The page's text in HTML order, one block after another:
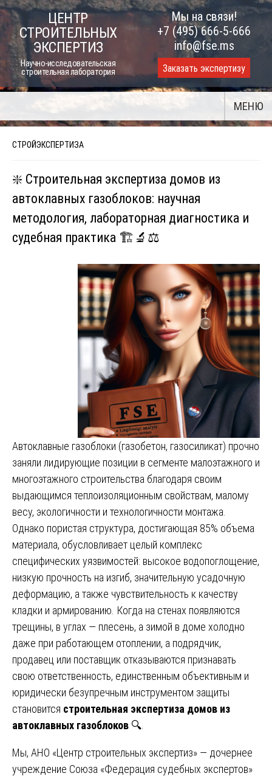
Skip
to
content
ЦЕНТР
СТРОИТЕЛЬНЫХ
ЭКСПЕРТИЗ
Научно-исследовательская
строительная лаборатория
Мы на связи!
+7 (495) 666-5-666
info@fse.ms
Заказать экспертизу
МЕНЮ
СТРОЙЭКСПЕРТИЗА
❇️ Строительная экспертиза домов из
автоклавных газоблоков: научная
методология, лабораторная диагностика и
судебная практика 🏗️🔬⚖️
Автоклавные газоблоки (газобетон, газосиликат) прочно
заняли лидирующие позиции в сегменте малоэтажного и
многоэтажного строительства благодаря своим
выдающимся теплоизоляционным свойствам, малому
весу, экологичности и технологичности монтажа.
Однако пористая структура, достигающая 85% объема
материала, обусловливает целый комплекс
специфических уязвимостей: высокое водопоглощение,
низкую прочность на изгиб, значительную усадочную
деформацию, а также чувствительность к качеству
кладки и армированию. Когда на стенах появляются
трещины, в углах — плесень, а зимой в доме холодно
даже при работающем отоплении, а подрядчик,
продавец или поставщик отказываются признавать
свою ответственность, единственным объективным и
юридически безупречным инструментом защиты
становится строительная экспертиза домов из
автоклавных газоблоков 🔍.
Мы, АНО «Центр строительных экспертиз» — дочернее
учреждение Союза «Федерация судебных экспертов»